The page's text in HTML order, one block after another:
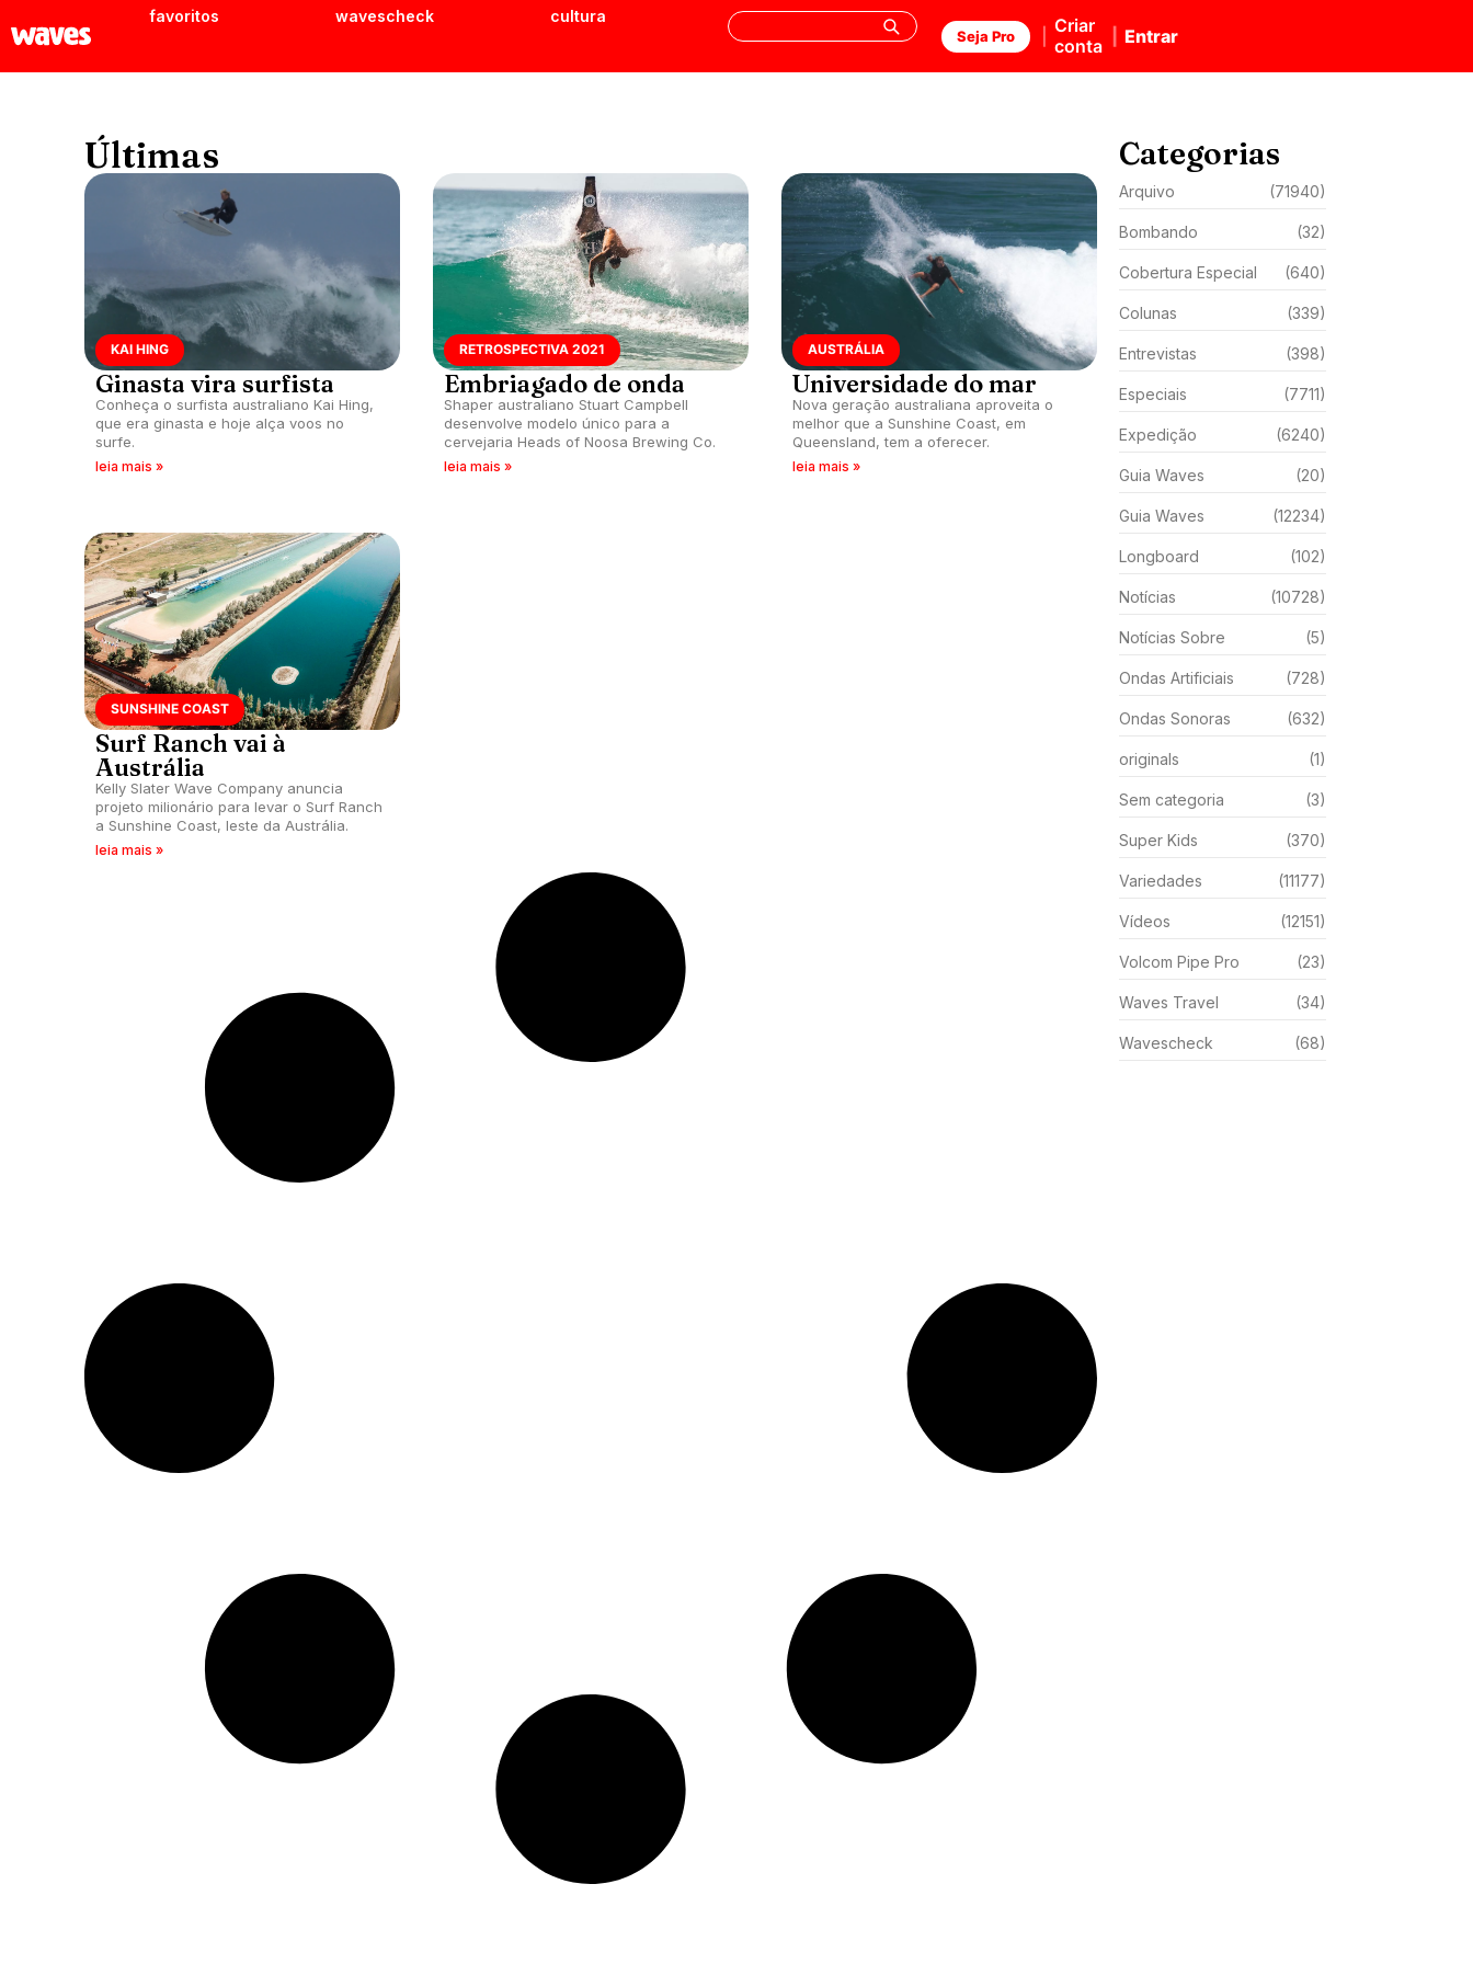
favoritos wavescheck cultura
Seja Pro
Criar
conta
Entrar
Últimas
KAI HING
Ginasta vira surfista
Conheça o surfista australiano Kai Hing,
que era ginasta e hoje alça voos no
surfe.
leia mais »
RETROSPECTIVA 2021
Embriagado de onda
Shaper australiano Stuart Campbell
desenvolve modelo único para a
cervejaria Heads of Noosa Brewing Co.
leia mais »
AUSTRÁLIA
Universidade do mar
Nova geração australiana aproveita o
melhor que a Sunshine Coast, em
Queensland, tem a oferecer.
leia mais »
SUNSHINE COAST
Surf Ranch vai à
Austrália
Kelly Slater Wave Company anuncia
projeto milionário para levar o Surf Ranch
a Sunshine Coast, leste da Austrália.
leia mais »
Categorias
Arquivo (71940)
Bombando (32)
Cobertura Especial (640)
Colunas (339)
Entrevistas (398)
Especiais (7711)
Expedição (6240)
Guia Waves (20)
Guia Waves (12234)
Longboard (102)
Notícias (10728)
Notícias Sobre (5)
Ondas Artificiais (728)
Ondas Sonoras (632)
originals (1)
Sem categoria (3)
Super Kids (370)
Variedades (11177)
Vídeos (12151)
Volcom Pipe Pro (23)
Waves Travel (34)
Wavescheck (68)